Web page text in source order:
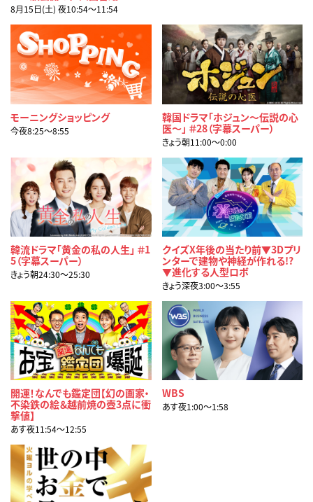
8月15日(土) 夜10:54〜11:54
モーニングショッピング
今夜8:25〜8:55
韓国ドラマ「ホジュン～伝説の心
医～」 ＃28（字幕スーパー）
きょう朝11:00〜0:00
韓流ドラマ「黄金の私の人生」 ＃1
5（字幕スーパー）
きょう朝24:30〜25:30
クイズX年後の当たり前▼3Dプリ
ンターで建物や神経が作れる!?
▼進化する人型ロボ
きょう深夜3:00〜3:55
開運！なんでも鑑定団【幻の画家・
不染鉄の絵＆越前焼の壺3点に衝
撃値】
あす夜11:54〜12:55
WBS
あす夜1:00〜1:58